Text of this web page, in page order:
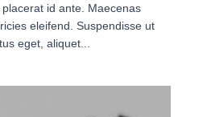
id ante. Maecenas
eleifend. Suspendisse ut
eget, aliquet...